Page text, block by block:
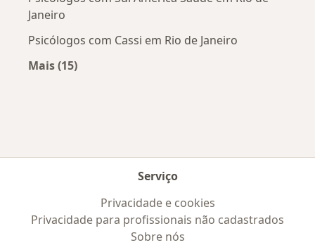
Janeiro
Psicólogos com Cassi em Rio de Janeiro
Mais (15)
Serviço
Privacidade e cookies
Privacidade para profissionais não cadastrados
Sobre nós